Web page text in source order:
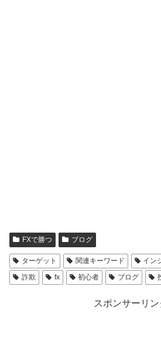
FXで勝つ ブログ
ターゲット 関連キーワード イン
詐欺
fx 初心者 ブログ
スポンサーリン